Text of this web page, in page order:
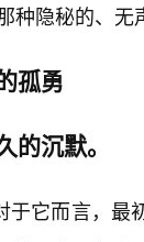
隐秘的、无
孤勇
沉默。
它而言，最